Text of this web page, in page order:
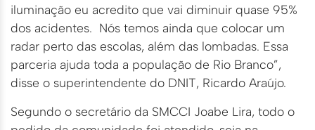
iluminação eu acredito que vai diminuir quase 95%
dos acidentes. Nós temos ainda que colocar um
radar perto das escolas, além das lombadas. Essa
parceria ajuda toda a população de Rio Branco”,
disse o superintendente do DNIT, Ricardo Araújo.
Segundo o secretário da SMCCI Joabe Lira, todo o